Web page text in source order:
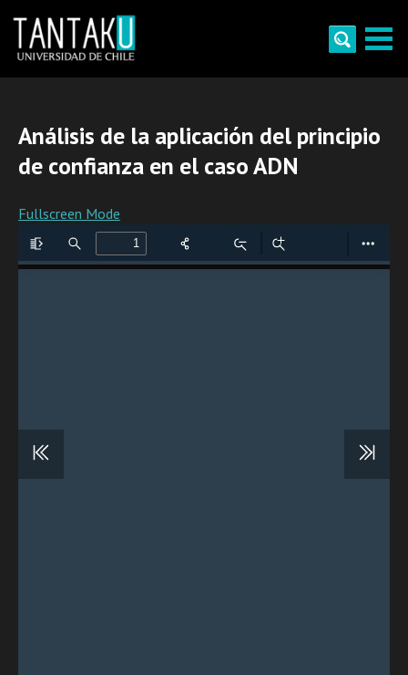
content
Análisis de la aplicación del principio
de confianza en el caso ADN
Fullscreen Mode